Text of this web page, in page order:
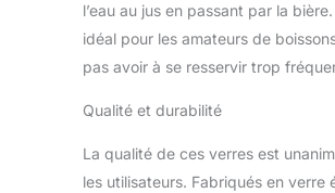
donne
vintage
servir
froide
l’eau au jus en passant par la
idéal pour les amateurs de
pas avoir à se resservir trop
Qualité et durabilité
La qualité de ces verres est
les utilisateurs. Fabriqués en verre